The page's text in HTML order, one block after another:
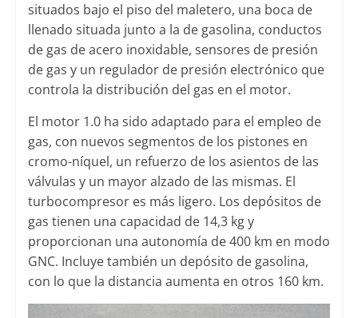
situados bajo el piso del maletero, una boca de
llenado situada junto a la de gasolina, conductos
de gas de acero inoxidable, sensores de presión
de gas y un regulador de presión electrónico que
controla la distribución del gas en el motor.
El motor 1.0 ha sido adaptado para el empleo de
gas, con nuevos segmentos de los pistones en
cromo-níquel, un refuerzo de los asientos de las
válvulas y un mayor alzado de las mismas. El
turbocompresor es más ligero. Los depósitos de
gas tienen una capacidad de 14,3 kg y
proporcionan una autonomía de 400 km en modo
GNC. Incluye también un depósito de gasolina,
con lo que la distancia aumenta en otros 160 km.